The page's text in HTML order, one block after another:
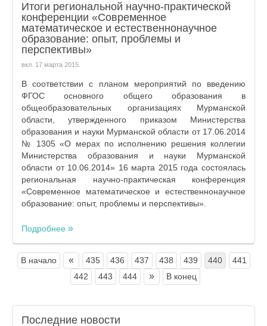
Итоги региональной научно-практической
конференции «Современное
математическое и естественнонаучное
образование: опыт, проблемы и
перспективы»
вкл. 17 марта 2015
В соответствии с планом мероприятий по введению
ФГОС основного общего образования в
общеобразовательных организациях Мурманской
области, утвержденного приказом Министерства
образования и науки Мурманской области от 17.06.2014
№ 1305 «О мерах по исполнению решения коллегии
Министерства образования и науки Мурманской
области от 10.06.2014» 16 марта 2015 года состоялась
региональная научно-практическая конференция
«Современное математическое и естественнонаучное
образование: опыт, проблемы и перспективы».
Подробнее
В начало « 435 436 437 438 439 440
441
442
443 444 » В конец
Последние новости